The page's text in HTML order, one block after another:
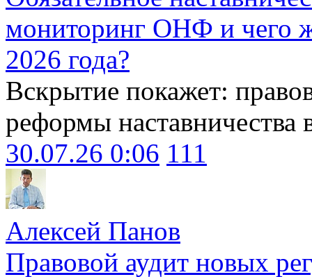
мониторинг ОНФ и чего
2026 года?
Вскрытие покажет:
реформы наставничества
30.07.26 0:06 111
Алексей Панов
Правовой аудит новых